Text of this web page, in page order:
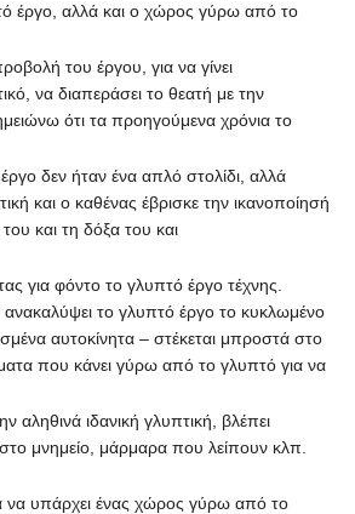
έργο, αλλά και ο χώρος γύρω από το
του έργου, για να γίνει
να διαπεράσει το θεατή με την
ότι τα προηγούμενα χρόνια το
δεν ήταν ένα απλό στολίδι, αλλά
και ο καθένας έβρισκε την ικανοποίησή
και τη δόξα του και
για φόντο το γλυπτό έργο τέχνης.
το γλυπτό έργο το κυκλωμένο
αυτοκίνητα – στέκεται μπροστά στο
που κάνει γύρω από το γλυπτό για να
αληθινά ιδανική γλυπτική, βλέπει
μνημείο, μάρμαρα που λείπουν κλπ.
να υπάρχει ένας χώρος γύρω από το